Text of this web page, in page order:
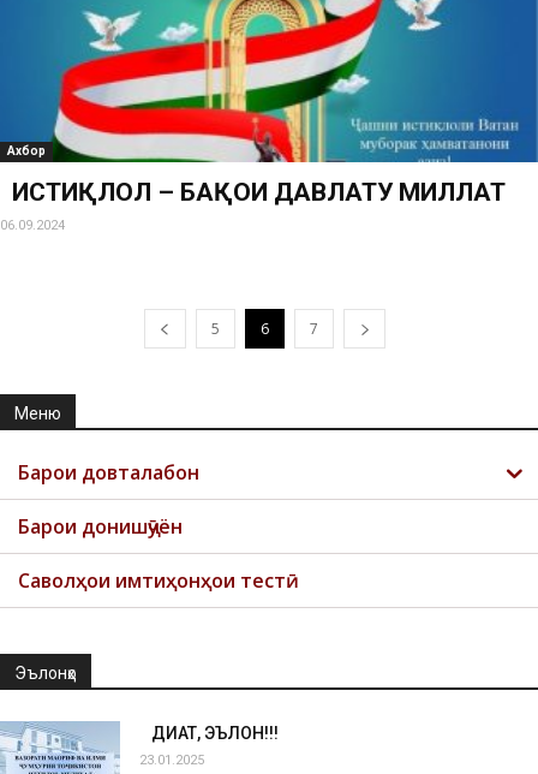
Ахбор
ИСТИҚЛОЛ – БАҚОИ ДАВЛАТУ МИЛЛАТ
06.09.2024
5 6 7
Меню
Барои довталабон
Барои донишҷӯён
Саволҳои имтиҳонҳои тестӣ
Эълонҳо
ДИҚҚАТ, ЭЪЛОН!!!
23.01.2025